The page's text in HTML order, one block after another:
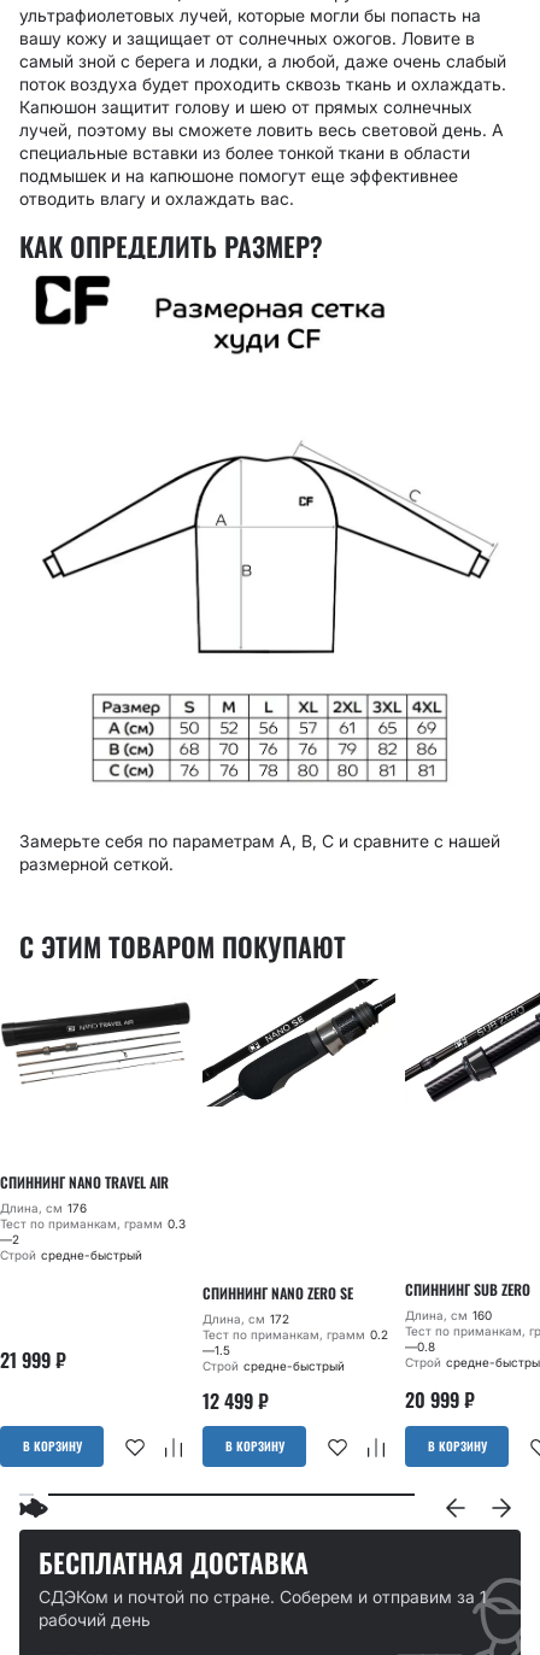
ультрафиолетовых лучей, которые могли бы попасть на
вашу кожу и защищает от солнечных ожогов. Ловите в
самый зной с берега и лодки, а любой, даже очень слабый
поток воздуха будет проходить сквозь ткань и охлаждать.
Капюшон защитит голову и шею от прямых солнечных
лучей, поэтому вы сможете ловить весь световой день. А
специальные вставки из более тонкой ткани в области
подмышек и на капюшоне помогут еще эффективнее
отводить влагу и охлаждать вас.
КАК ОПРЕДЕЛИТЬ РАЗМЕР?
Замерьте себя по параметрам A, B, C и сравните с нашей
размерной сеткой.
С ЭТИМ ТОВАРОМ ПОКУПАЮТ
СПИННИНГ NANO TRAVEL AIR
Длина, см 176
Тест по приманкам, грамм 0.3
—2
Строй средне-быстрый
21 999₽
В КОРЗИНУ
СПИННИНГ NANO ZERO SE
Длина, см 172
Тест по приманкам, грамм 0.2
—1.5
Строй средне-быстрый
12 499₽
В КОРЗИНУ
СПИННИНГ SUB ZERO
Длина, см 160
Тест по приманкам,
—0.8
Строй средне-
20 999₽
В КОРЗИНУ
БЕСПЛАТНАЯ ДОСТАВКА
СДЭКом и почтой по стране. Соберем и отправим за 1
рабочий день